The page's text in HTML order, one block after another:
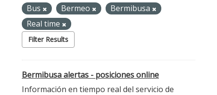
Bus
Bermeo
Bermibusa
Real time
Filter Results
Bermibusa alertas - posiciones online
Información en tiempo real del servicio de